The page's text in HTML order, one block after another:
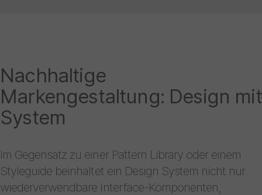
Nachhaltige
Markengestaltung: Design mit
System
Im Gegensatz zu einer Pattern Library oder einem
Styleguide beinhaltet ein Design System nicht nur
wiederverwendbare Interface-Komponenten,